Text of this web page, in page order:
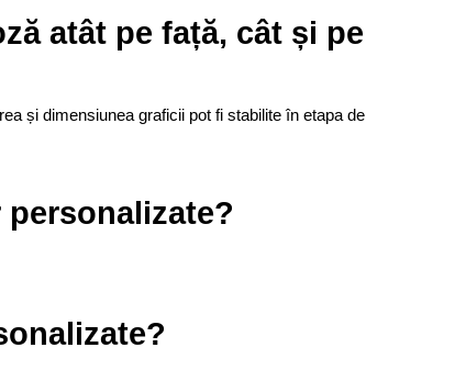
atât pe față, cât și pe
și dimensiunea graficii pot fi stabilite în etapa de